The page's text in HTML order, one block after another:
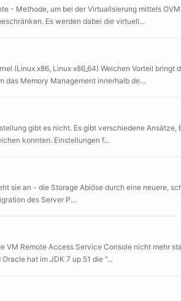
- Methode, um bei der Virtualisierung mittels
Es werden dabei die virtuell...
(Linux x86, Linux x86_64) Welchen Vorteil
das Memory Management innerhalb de...
gibt es nicht. Es gibt verschiedene Ansätze,
konnten. Einstellungen f...
sie an - die Storage Ablöse durch eine neuere,
des Server P...
Remote Access Service Console nicht mehr
hat im JDK 7 up 51 die "...